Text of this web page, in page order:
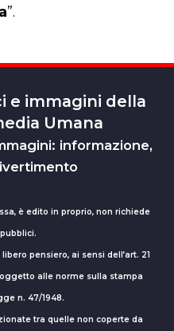
”.
e immagini della
Umana
informazione,
è edito in proprio, non richiede
pensiero, ai sensi dell’art. 21
alle norme sulla stampa
n. 47/1948.
tra quelle non coperte da